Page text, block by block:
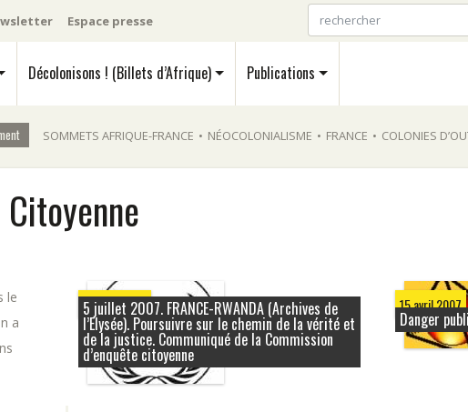
Espace presse
Décolonisons ! (Billets d’Afrique) Publications
SOMMETS AFRIQUE-FRANCE • NÉOCOLONIALISME • FRANCE • COLONIES
le
a
5 juillet 2007
5 juillet 2007. FRANCE-RWANDA (Archives de
l’Elysée). Poursuivre sur le chemin de la vérité et
de la justice. Communiqué de la Commission
d’enquête citoyenne
15 avril 2007
Danger